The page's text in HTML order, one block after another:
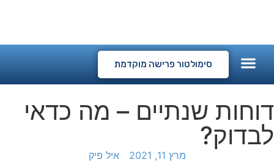
סימולטור פרישה מוקדמת
דוחות שנתיים – מה כדאי
לבדוק?
מרץ 11, 2021 איל פיק